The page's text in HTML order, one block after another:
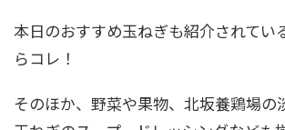
本日のおすすめ玉ねぎも紹介されてい
らコレ！
そのほか、野菜や果物、北坂養鶏場の